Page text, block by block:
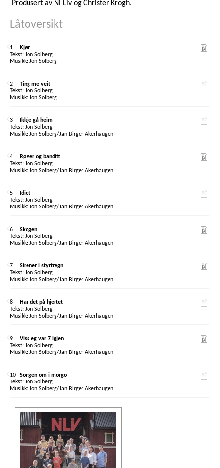
Produsert av Ni Liv og Christer Krogh.
Låtoversikt
1
Kjør
Jon Solberg
Jon Solberg
2
Ting me veit
Jon Solberg
Jon Solberg
3
Ikkje gå heim
Jon Solberg
Jon Solberg/Jan Birger Akerhaugen
4
Røver og banditt
Jon Solberg
Jon Solberg/Jan Birger Akerhaugen
5
Idiot
Jon Solberg
Jon Solberg/Jan Birger Akerhaugen
6
Skogen
Jon Solberg
Jon Solberg/Jan Birger Akerhaugen
7
Sirener i styrtregn
Jon Solberg
Jon Solberg/Jan Birger Akerhaugen
8
Har det på hjertet
Jon Solberg
Jon Solberg/Jan Birger Akerhaugen
9
Viss eg var 7 igjen
Jon Solberg
Jon Solberg/Jan Birger Akerhaugen
10
Songen om i morgo
Jon Solberg
Jon Solberg/Jan Birger Akerhaugen